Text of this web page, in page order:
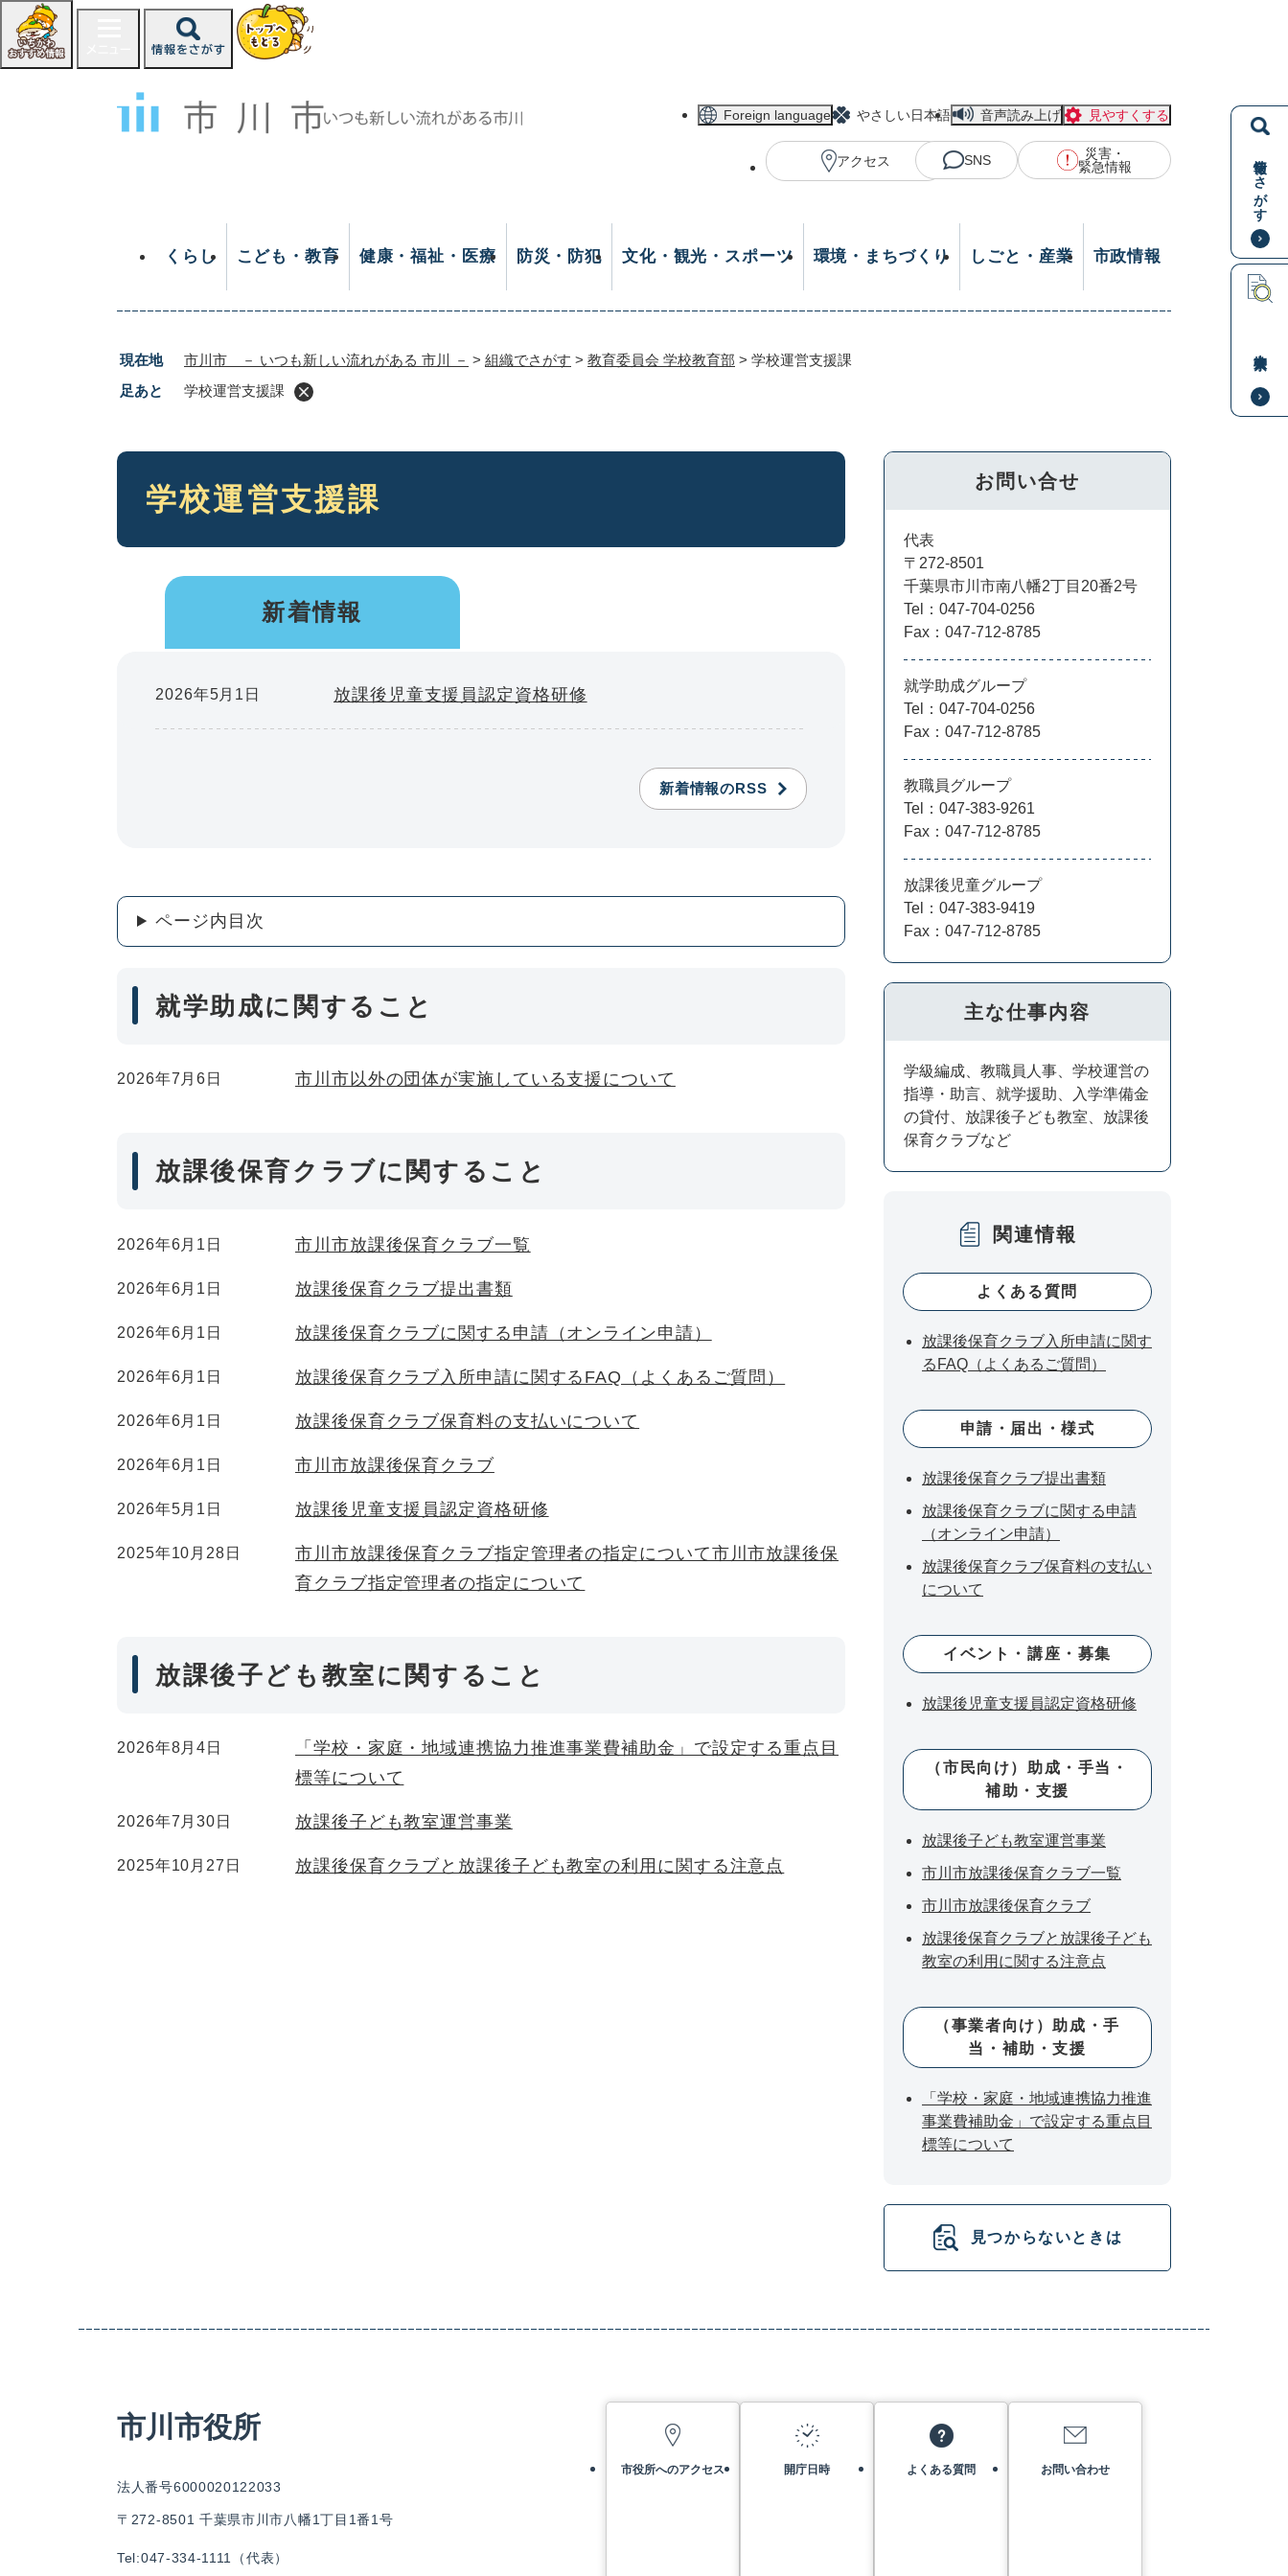
ジ
情報をさがす
Foreign language やさしい日本語 音声読み上げ 見やすくする
アクセス SNS
災害・
緊急情報
くらし こども・教育 健康・福祉・医療 防災・防犯 文化・観光・スポーツ 環境・まちづくり しごと・産業 市政情報
現在地 市川市 － いつも新しい流れがある 市川 － > 組織でさがす > 教育委員会 学校教育部 > 学校運営支援課
足あと
学校運営支援課
本
学校運営支援課
新着情報
2026年5月1日 放課後児童支援員認定資格研修
新着情報のRSS
ページ内目次
就学助成に関すること
2026年7月6日 市川市以外の団体が実施している支援について
放課後保育クラブに関すること
2026年6月1日 市川市放課後保育クラブ一覧
2026年6月1日 放課後保育クラブ提出書類
2026年6月1日 放課後保育クラブに関する申請（オンライン申請）
2026年6月1日 放課後保育クラブ入所申請に関するFAQ（よくあるご質問）
2026年6月1日 放課後保育クラブ保育料の支払いについて
2026年6月1日 市川市放課後保育クラブ
2026年5月1日 放課後児童支援員認定資格研修
2025年10月28日
市川市放課後保育クラブ指定管理者の指定について市川市放課後保
育クラブ指定管理者の指定について
放課後子ども教室に関すること
2026年8月4日
「学校・家庭・地域連携協力推進事業費補助金」で設定する重点目
標等について
2026年7月30日 放課後子ども教室運営事業
2025年10月27日 放課後保育クラブと放課後子ども教室の利用に関する注意点
お問い合せ
代表
〒272-8501
千葉県市川市南八幡2丁目20番2号
Tel：047-704-0256
Fax：047-712-8785
就学助成グループ
Tel：047-704-0256
Fax：047-712-8785
教職員グループ
Tel：047-383-9261
Fax：047-712-8785
放課後児童グループ
Tel：047-383-9419
Fax：047-712-8785
主な仕事内容
学級編成、教職員人事、学校運営の
指導・助言、就学援助、入学準備金
の貸付、放課後子ども教室、放課後
保育クラブなど
関連情報
よくある質問
放課後保育クラブ入所申請に関す
るFAQ（よくあるご質問）
申請・届出・様式
放課後保育クラブ提出書類
放課後保育クラブに関する申請
（オンライン申請）
放課後保育クラブ保育料の支払い
について
イベント・講座・募集
放課後児童支援員認定資格研修
（市民向け）助成・手当・
補助・支援
放課後子ども教室運営事業
市川市放課後保育クラブ一覧
市川市放課後保育クラブ
放課後保育クラブと放課後子ども
教室の利用に関する注意点
（事業者向け）助成・手
当・補助・支援
「学校・家庭・地域連携協力推進
事業費補助金」で設定する重点目
標等について
見つからないときは
市川市役所
法人番号6000020122033
〒272-8501 千葉県市川市八幡1丁目1番1号
Tel:047-334-1111（代表）
市役所へのアクセス 開庁日時 よくある質問 お問い合わせ